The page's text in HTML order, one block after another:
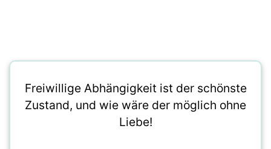
Freiwillige Abhängigkeit ist der schönste
Zustand, und wie wäre der möglich ohne
Liebe!